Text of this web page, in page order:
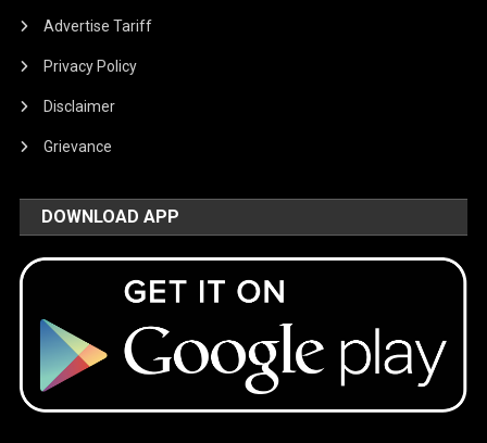
Advertise Tariff
Privacy Policy
Disclaimer
Grievance
DOWNLOAD APP